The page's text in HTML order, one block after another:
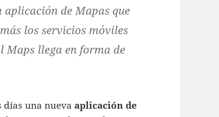
de Mapas que
los servicios móviles
Maps llega en forma de
días una nueva aplicación de